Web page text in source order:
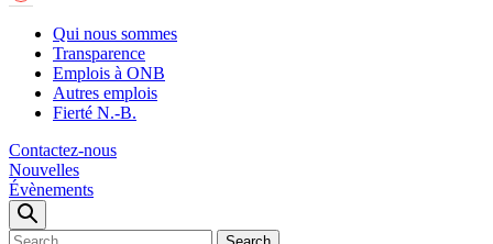
Qui nous sommes
Transparence
Emplois à ONB
Autres emplois
Fierté N.-B.
Contactez-nous
Nouvelles
Évènements